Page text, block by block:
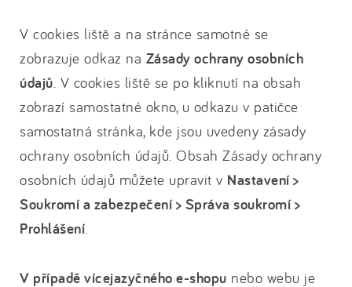
V cookies liště a na stránce samotné se
zobrazuje odkaz na Zásady ochrany osobních
údajů. V cookies liště se po kliknutí na obsah
zobrazí samostatné okno, u odkazu v patičce
samostatná stránka, kde jsou uvedeny zásady
ochrany osobních údajů. Obsah Zásady ochrany
osobních údajů můžete upravit v Nastavení >
Soukromí a zabezpečení > Správa soukromí >
Prohlášení.
V případě vícejazyčného e-shopu nebo webu je